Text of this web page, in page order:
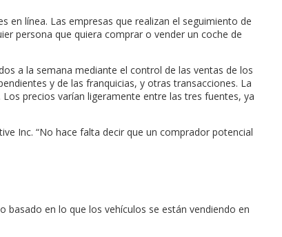
en línea. Las empresas que realizan el seguimiento de
persona que quiera comprar o vender un coche de
a la semana mediante el control de las ventas de los
y de las franquicias, y otras transacciones. La
precios varían ligeramente entre las tres fuentes, ya
Inc. “No hace falta decir que un comprador potencial
en lo que los vehículos se están vendiendo en